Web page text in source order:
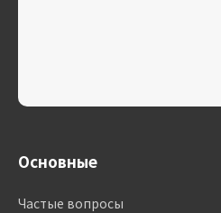
Основные
Частые вопросы